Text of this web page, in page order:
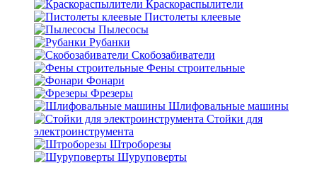
Краскораспылители
Пистолеты клеевые
Пылесосы
Рубанки
Скобозабиватели
Фены строительные
Фонари
Фрезеры
Шлифовальные машины
Стойки для
электроинструмента
Штроборезы
Шуруповерты